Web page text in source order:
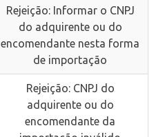
Rejeição: Informar o CNPJ
do adquirente ou do
encomendante nesta forma
de importação
Rejeição: CNPJ do
adquirente ou do
encomendante da